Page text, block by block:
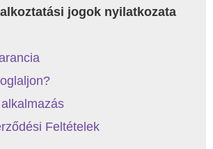
jogok nyilatkozata
Feltételek